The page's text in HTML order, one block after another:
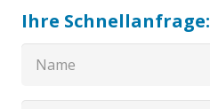
Ihre Schnellanfrage: